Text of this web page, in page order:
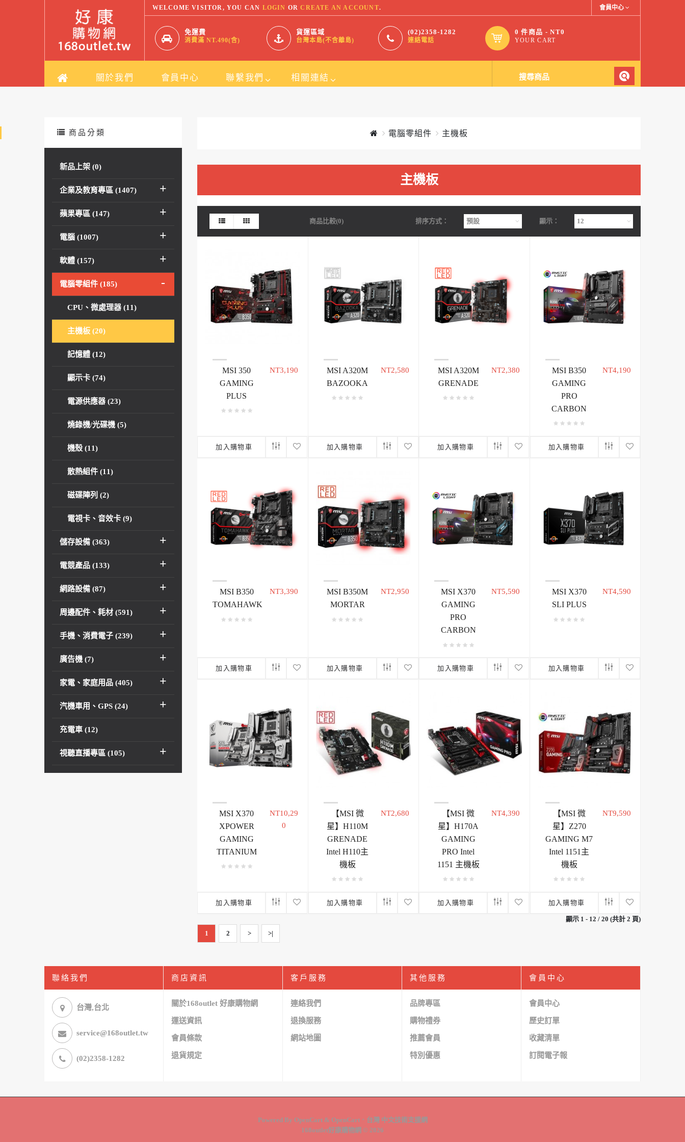
WELCOME VISITOR, YOU CAN LOGIN ORCREATE AN ACCOUNT. 會員中心
免運費
消費滿 NT.490(含)
貨運區域
台灣本島(不含離島)
(02)2358-1282
連絡電話
0 件商品 - NT0
YOUR CART
關於我們 會員中心 聯繫我們
service@168outlet.tw
相關連結
商品分類
新品上架 (0)
企業及教育專區 (1407)
蘋果專區 (147)
電腦 (1007)
軟體 (157)
電腦零組件 (185)
CPU、微處理器 (11)
主機板 (20)
記憶體 (12)
顯示卡 (74)
電源供應器 (23)
燒錄機/光碟機 (5)
機殼 (11)
散熱組件 (11)
磁碟陣列 (2)
電視卡、音效卡 (9)
儲存設備 (363)
電競產品 (133)
網路設備 (87)
周邊配件、耗材 (591)
手機、消費電子 (239)
廣告機 (7)
家電、家庭用品 (405)
汽機車用、GPS (24)
充電車 (12)
視聽直播專區 (105)
電腦零組件 主機板
主機板
商品比較(0) 排序方式： 顯示：
MSI 350
GAMING
PLUS
NT3,190
加入購物車
MSI A320M
BAZOOKA
NT2,580
加入購物車
MSI A320M
GRENADE
NT2,380
加入購物車
MSI B350
GAMING
PRO
CARBON
NT4,190
加入購物車
MSI B350
TOMAHAWK
NT3,390
加入購物車
MSI B350M
MORTAR
NT2,950
加入購物車
MSI X370
GAMING
PRO
CARBON
NT5,590
加入購物車
MSI X370
SLI PLUS
NT4,590
加入購物車
MSI X370
XPOWER
GAMING
TITANIUM
NT10,29
0
加入購物車
【MSI 微
星】H110M
GRENADE
Intel H110主
機板
NT2,680
加入購物車
【MSI 微
星】H170A
GAMING
PRO Intel
1151 主機板
NT4,390
加入購物車
【MSI 微
星】Z270
GAMING M7
Intel 1151主
機板
NT9,590
加入購物車
1 2 > >|
顯示 1 - 12 / 20 (共計 2 頁)
聯絡我們
台灣,台北
service@168outlet.tw
(02)2358-1282
商店資訊
關於168outlet 好康購物網
運送資訊
會員條款
退貨規定
客戶服務
連絡我們
退換服務
網站地圖
其他服務
品牌專區
購物禮券
推薦會員
特別優惠
會員中心
會員中心
歷史訂單
收藏清單
訂閱電子報
Powered By OpenCart& OpenCart．台灣 中文技術支援網
168outlet好康購物網 © 2026